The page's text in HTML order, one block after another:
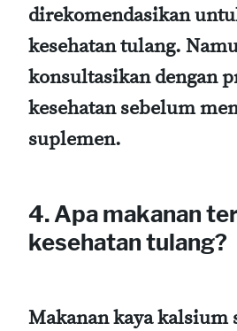
direkomendasikan
kesehatan tulang.
konsultasikan dengan
kesehatan sebelum
suplemen.
4. Apa makanan
kesehatan tulang?
Makanan kaya kalsium